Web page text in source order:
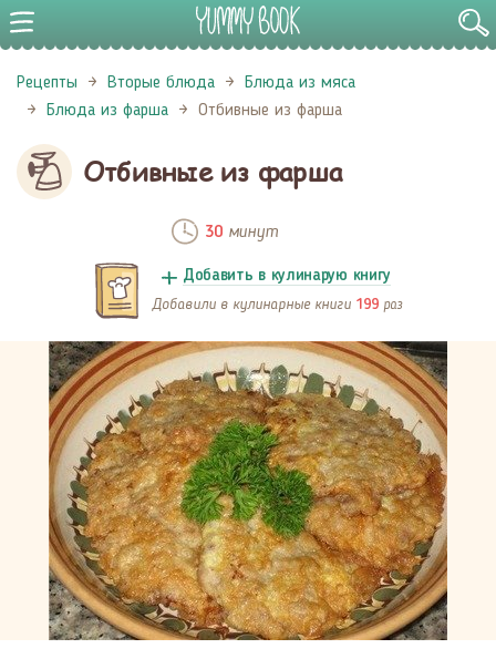
Рецепты Вторые блюда
Блюда из мяса
Блюда из фарша
Отбивные из фарша
Отбивные из фарша
30минут
Добавить в кулинарую книгу
Добавили в кулинарные книги 199 раз